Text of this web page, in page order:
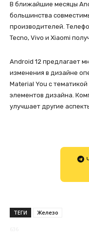
В ближайшие месяцы
большинства
производителей.
Tecno, Vivo и Xiaomi
Android 12 предлагает
изменения в дизайне
Material You с
элементов дизайна.
улучшает другие
ТЕГИ Железо